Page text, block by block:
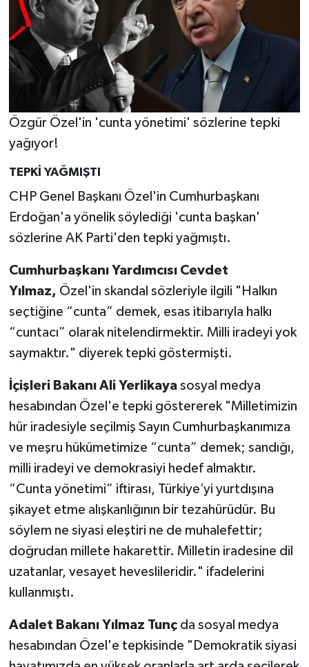
Özgür Özel'in 'cunta yönetimi' sözlerine tepki
yağıyor!
TEPKİ YAĞMIŞTI
CHP Genel Başkanı Özel'in Cumhurbaşkanı
Erdoğan'a yönelik söylediği 'cunta başkan'
sözlerine AK Parti'den tepki yağmıştı.
Cumhurbaşkanı Yardımcısı Cevdet
Yılmaz, Özel'in skandal sözleriyle ilgili "Halkın
seçtiğine “cunta” demek, esas itibarıyla halkı
“cuntacı” olarak nitelendirmektir. Milli iradeyi yok
saymaktır." diyerek tepki göstermişti.
İçişleri Bakanı Ali Yerlikayasosyal medya
hesabından Özel'e tepki göstererek "Milletimizin
hür iradesiyle seçilmiş Sayın Cumhurbaşkanımıza
ve meşru hükümetimize “cunta” demek; sandığı,
milli iradeyi ve demokrasiyi hedef almaktır.
“Cunta yönetimi” iftirası, Türkiye’yi yurtdışına
şikayet etme alışkanlığının bir tezahürüdür. Bu
söylem ne siyasi eleştiri ne de muhalefettir;
doğrudan millete hakarettir. Milletin iradesine dil
uzatanlar, vesayet heveslileridir." ifadelerini
kullanmıştı.
Adalet Bakanı Yılmaz Tunçda sosyal medya
hesabından Özel'e tepkisinde "Demokratik siyasi